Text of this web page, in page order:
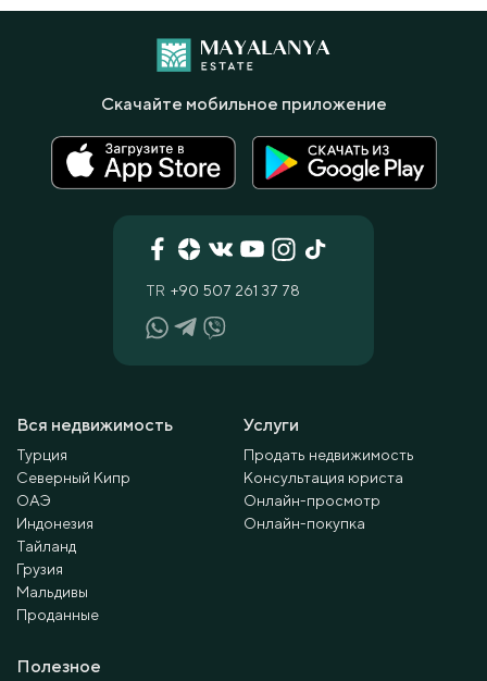
Вся недвижимость
Турция
Северный Кипр
ОАЭ
Индонезия
Тайланд
Грузия
Мальдивы
Проданные
Услуги
Продать недвижимость
Консультация юриста
Онлайн-просмотр
Онлайн-покупка
Полезное
TR +90 507 261 37 78
Скачайте мобильное приложение